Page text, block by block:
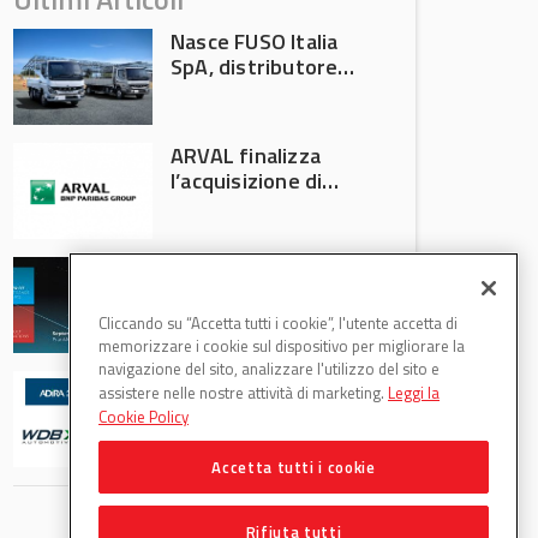
Nasce FUSO Italia
SpA, distributore
ARVAL finalizza
l’acquisizione di
Francoforte 2026
WDB Automotive
(Axitecnica) e Di.Pa.
Sport entrano in
ADIRA
Cliccando su “Accetta tutti i cookie”, l'utente accetta di
memorizzare i cookie sul dispositivo per migliorare la
navigazione del sito, analizzare l'utilizzo del sito e
assistere nelle nostre attività di marketing. Leggi la
Cookie Policy
Accetta tutti i cookie
Rifiuta tutti